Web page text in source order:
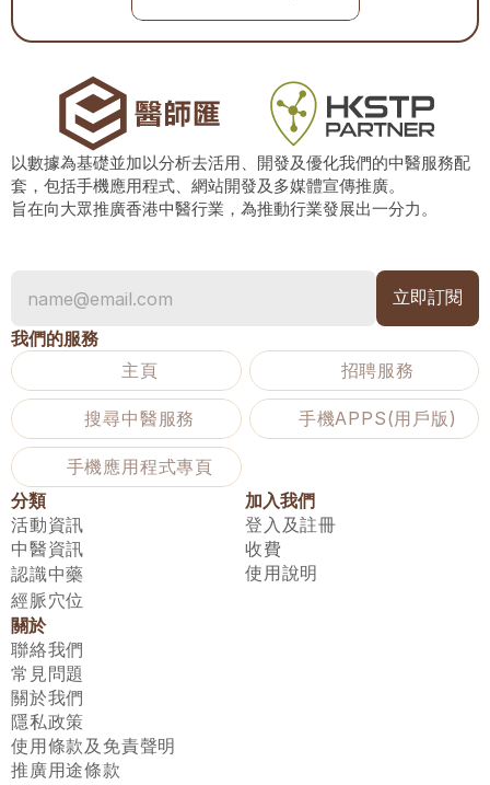
以數據為基礎並加以分析去活用、開發及優化我們的中醫服務配
套，包括手機應用程式、網站開發及多媒體宣傳推廣。
旨在向大眾推廣香港中醫行業，為推動行業發展出一分力。
我們的服務
主頁
招聘服務
搜尋中醫服務 手機APPS(用戶版)
手機應用程式專頁
分類
活動資訊
中醫資訊
認識中藥
經脈穴位
加入我們
登入及註冊
收費
使用說明
關於
聯絡我們
常見問題
關於我們
隱私政策
使用條款及免責聲明
推廣用途條款